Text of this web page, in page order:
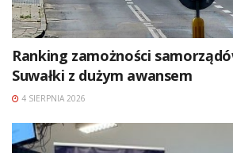
Ranking zamożności
Suwałki z dużym awansem
4 SIERPNIA 2026